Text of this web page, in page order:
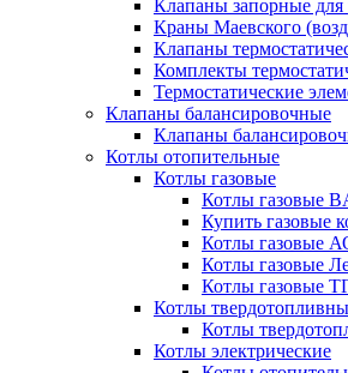
Клапаны запорные для
Краны Маевского
Клапаны
Комплекты
Термостатические
Клапаны балансировочные
Клапаны
Котлы отопительные
Котлы газовые
Котлы газовые
Купить газовые
Котлы газовые
Котлы газовые
Котлы газовые
Котлы
Котлы
Котлы электрические